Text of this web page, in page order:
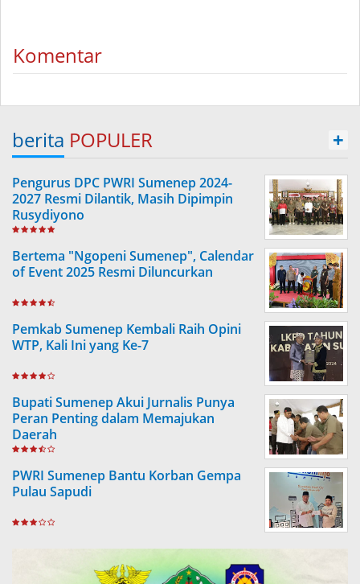
Komentar
berita POPULER +
Pengurus DPC PWRI Sumenep 2024-
2027 Resmi Dilantik, Masih Dipimpin
Rusydiyono
Bertema "Ngopeni Sumenep", Calendar
of Event 2025 Resmi Diluncurkan
Pemkab Sumenep Kembali Raih Opini
WTP, Kali Ini yang Ke-7
Bupati Sumenep Akui Jurnalis Punya
Peran Penting dalam Memajukan
Daerah
PWRI Sumenep Bantu Korban Gempa
Pulau Sapudi